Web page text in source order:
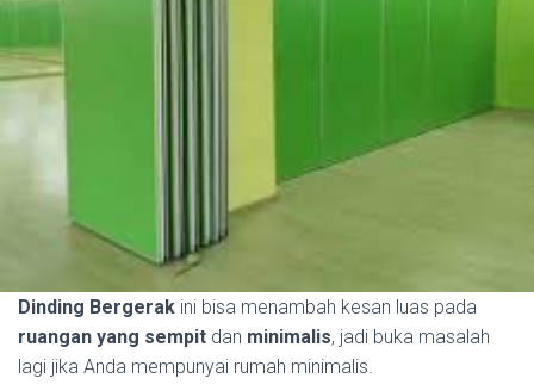
Dinding Bergerak ini bisa menambah kesan luas pada
ruangan yang sempit dan minimalis, jadi buka masalah
lagi jika Anda mempunyai rumah minimalis.